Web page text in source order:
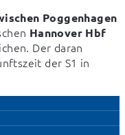
Poggenhagen
Hannover Hbf
Der daran
der S1 in